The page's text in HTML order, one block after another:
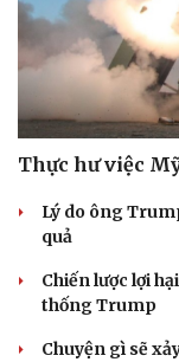
Thực hư việc
Lý do ông
quả
Chiến lược lợi
thống Trump
Chuyện gì sẽ